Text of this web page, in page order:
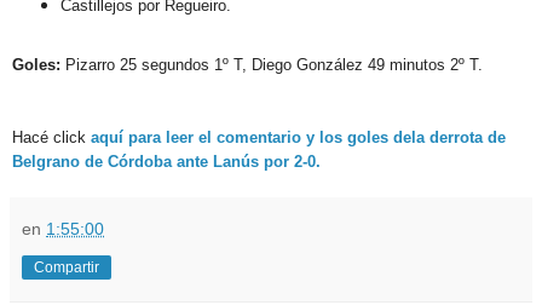
Castillejos por Regueiro.
Goles: Pizarro 25 segundos 1º T, Diego González 49 minutos 2º T.
Hacé click aquí para leer el comentario y los goles dela derrota de
Belgrano de Córdoba ante Lanús por 2-0.
en 1:55:00
Compartir